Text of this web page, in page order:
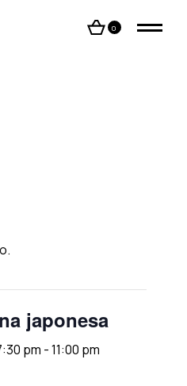
0
japonesa
pm -11:00 pm